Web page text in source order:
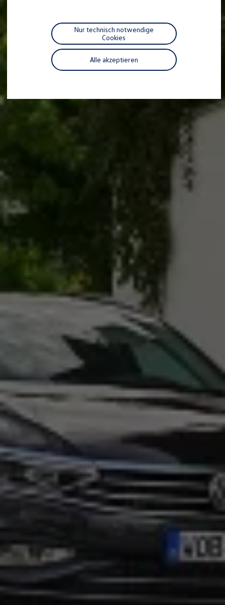
Individualisieren
Wallbox und Ladekabel
Digitale Extras
Dienste für Ihr Modell finden
Volkswagen Apps, Login und Shop
Handy und Fahrzeug verbinden
Vorgängermodelle
Volkswagen Kundenbetreuung
Digitale Betriebsanleitung
Volkswagen Kundenbetreuung
Alle akzeptieren
Nur technisch notwendige
Cookies